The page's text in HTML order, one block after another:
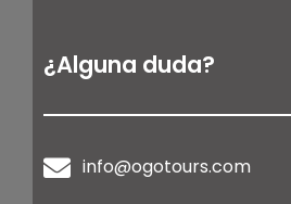
¿Alguna duda?
info@ogotours.com